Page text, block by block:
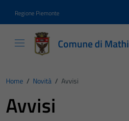
Regione Piemonte
Comune di Mathi
Home / Novità / Avvisi
Avvisi